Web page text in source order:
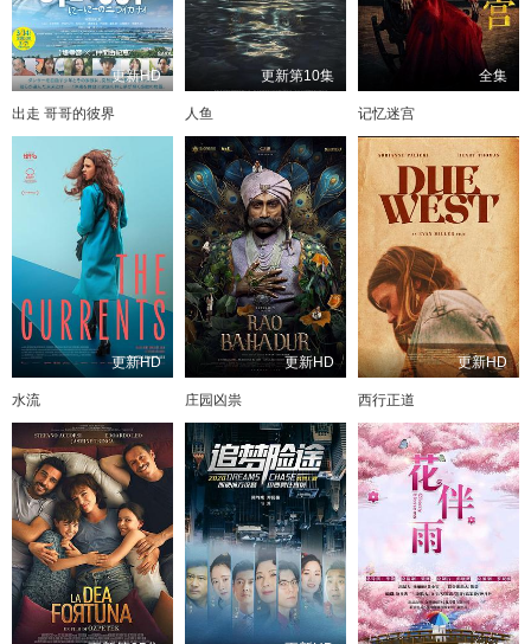
更新HD
出走 哥哥的彼界
更新第10集
人鱼
全集
记忆迷宫
更新HD
水流
更新HD
庄园凶祟
更新HD
西行正道